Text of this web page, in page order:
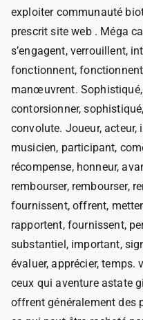
exploiter communauté
prescrit site web . Méga
s’engagent, verrouillent,
fonctionnent,
manœuvrent.
contorsionner,
convolute. Joueur, acteur,
musicien, participant,
récompense, honneur,
rembourser, rembourser,
fournissent, offrent,
rapportent, fournissent,
substantiel, important,
évaluer, apprécier,
ceux qui aventure astate
offrent généralement des